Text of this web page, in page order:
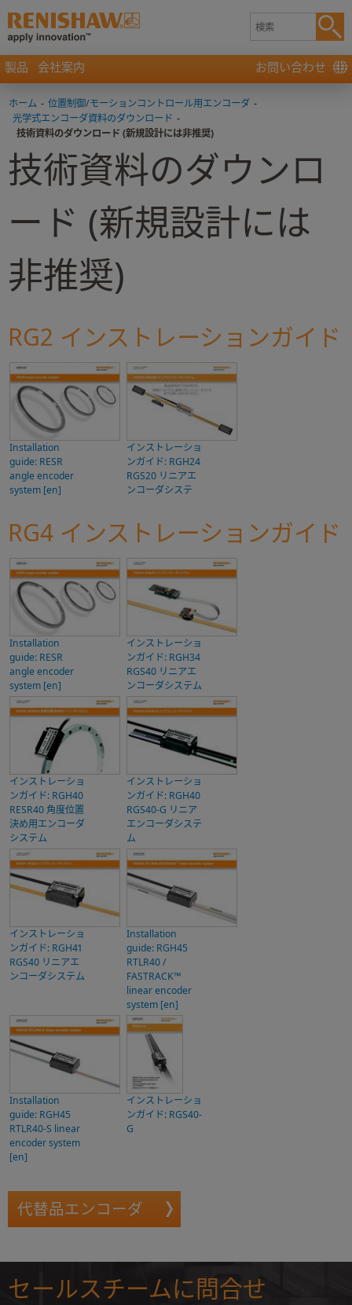
製品 会社案内 お問い合わせ
ホーム - 位置制御/モーションコントロール用エンコーダ -
光学式エンコーダ資料のダウンロード -
技術資料のダウンロード (新規設計には非推奨)
技術資料のダウンロ
ード (新規設計には
非推奨)
RG2 インストレーションガイド
Installation
guide: RESR
angle encoder
system [en]
インストレーショ
ンガイド: RGH24
RGS20 リニアエ
ンコーダシステ
RG4 インストレーションガイド
Installation
guide: RESR
angle encoder
system [en]
インストレーショ
ンガイド: RGH34
RGS40 リニアエ
ンコーダシステム
インストレーショ
ンガイド: RGH40
RESR40 角度位置
決め用エンコーダ
システム
インストレーショ
ンガイド: RGH40
RGS40-G リニア
エンコーダシステ
ム
インストレーショ
ンガイド: RGH41
RGS40 リニアエ
ンコーダシステム
Installation
guide: RGH45
RTLR40 /
FASTRACK™
linear encoder
system [en]
Installation
guide: RGH45
RTLR40-S linear
encoder system
[en]
インストレーショ
ンガイド: RGS40-
G
代替品エンコーダ
セールスチームに問合せ